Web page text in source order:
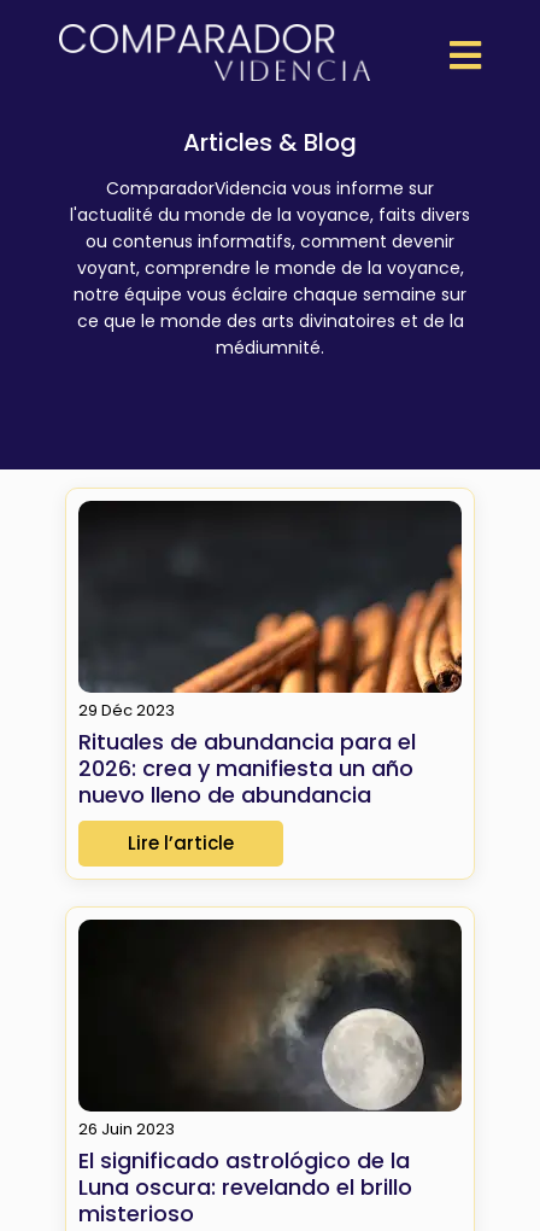
Articles & Blog
ComparadorVidencia vous informe sur
l'actualité du monde de la voyance, faits divers
ou contenus informatifs, comment devenir
voyant, comprendre le monde de la voyance,
notre équipe vous éclaire chaque semaine sur
ce que le monde des arts divinatoires et de la
médiumnité.
29 Déc 2023
Rituales de abundancia para el
2026: crea y manifiesta un año
nuevo lleno de abundancia
Lire l’article
26 Juin 2023
El significado astrológico de la
Luna oscura: revelando el brillo
misterioso